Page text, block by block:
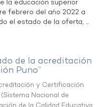
la educación superior
febrero del año 2022 a
el estado de la oferta, ...
de la acreditación
Puno”
y Certificación
(Sistema Nacional de